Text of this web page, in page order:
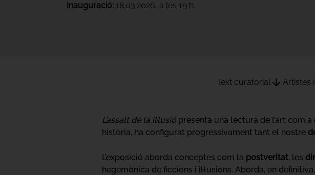
Inauguració: 18.03.2026, a les 19 h.
Text curatorial Artistes
L’assalt de la il·lusió presenta una lectura de l’art com
història, ha configurat progressivament tant el nostre
L’exposició aborda conceptes com la postveritat, les
hegemònica de ficcions i il·lusions. Aborda, en